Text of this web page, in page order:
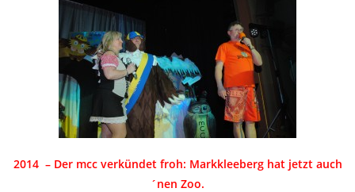
2014 – Der mcc verkündet froh: Markkleeberg hat jetzt auch
´nen Zoo.